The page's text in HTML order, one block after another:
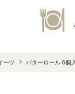
ーツ バターロール 6個